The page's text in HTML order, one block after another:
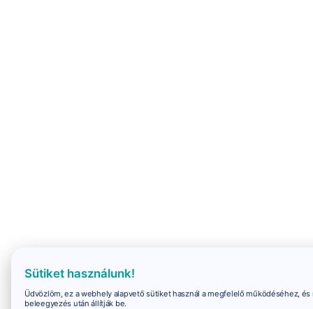
Sütiket használunk!
Üdvözlöm, ez a webhely alapvető sütiket használ a megfelelő működéséhez,
beleegyezés után állítják be.